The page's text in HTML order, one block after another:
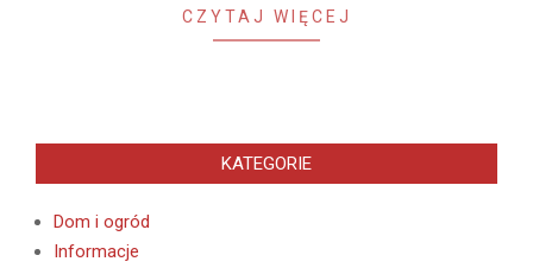
CZYTAJ WIĘCEJ
KATEGORIE
Dom i ogród
Informacje